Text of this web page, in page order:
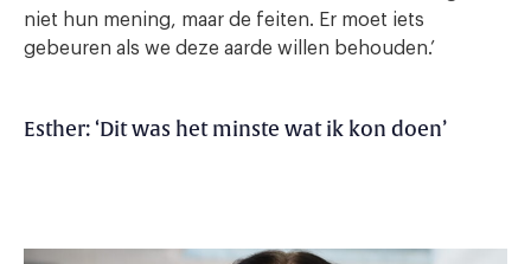
niet hun mening, maar de feiten. Er moet iets
gebeuren als we deze aarde willen behouden.’
Esther: ‘Dit was het minste wat ik kon doen’